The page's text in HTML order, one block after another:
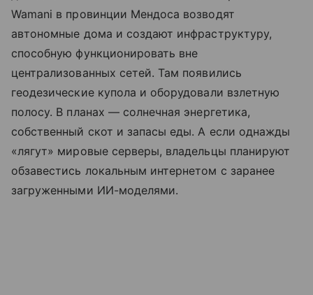
Wamani в провинции Мендоса возводят
автономные дома и создают инфраструктуру,
способную функционировать вне
централизованных сетей. Там появились
геодезические купола и оборудовали взлетную
полосу. В планах — солнечная энергетика,
собственный скот и запасы еды. А если однажды
«лягут» мировые серверы, владельцы планируют
обзавестись локальным интернетом с заранее
загруженными ИИ-моделями.